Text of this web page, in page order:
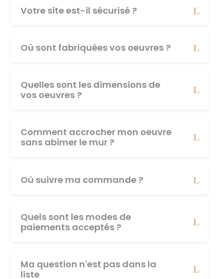
Votre site est-il sécurisé ?
Où sont fabriquées vos oeuvres ?
Quelles sont les dimensions de
vos oeuvres ?
Comment accrocher mon oeuvre
sans abîmer le mur ?
Où suivre ma commande ?
Quels sont les modes de
paiements acceptés ?
Ma question n'est pas dans la
liste